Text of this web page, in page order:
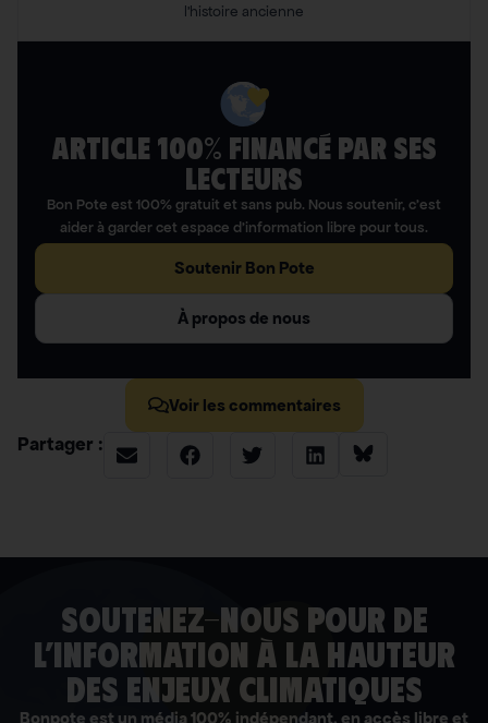
l’histoire ancienne
ARTICLE 100% FINANCÉ PAR SES
LECTEURS​
Bon Pote est 100% gratuit et sans pub. Nous soutenir, c’est
aider à garder cet espace d’information libre pour tous.
Soutenir Bon Pote
À propos de nous
Voir les commentaires
Partager :
soutenez-nous pour de
l’information à la hauteur
des enjeux climatiques
Bonpote est un média 100% indépendant, en accès libre et